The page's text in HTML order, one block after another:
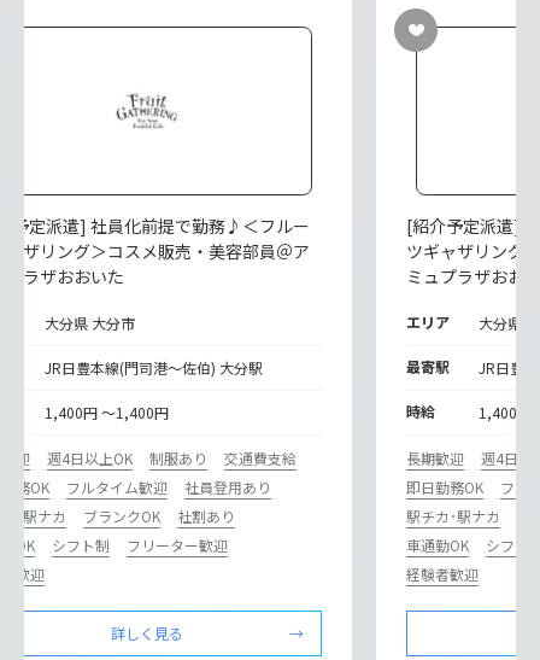
予定派遣] 社員化前提で勤務♪＜フルー
ャザリング＞コスメ販売・美容部員＠ア
プラザおおいた
大分県 大分市
JR日豊本線(門司港～佐伯) 大分駅
1,400円 ～1,400円
迎 週4日以上OK 制服あり
交通費支給
務OK
フルタイム歓迎
社員登用あり
･駅ナカ
ブランクOK
社割あり
OK
シフト制
フリーター歓迎
歓迎
詳しく見る
[紹介予定派遣]
ツギャザリング
ミュプラザおお
エリア 大分県
最寄駅 JR日豊
時給 1,400円
長期歓迎
週4日以
即日勤務OK
フル
駅チカ･駅ナカ
車通勤OK
シフト
経験者歓迎